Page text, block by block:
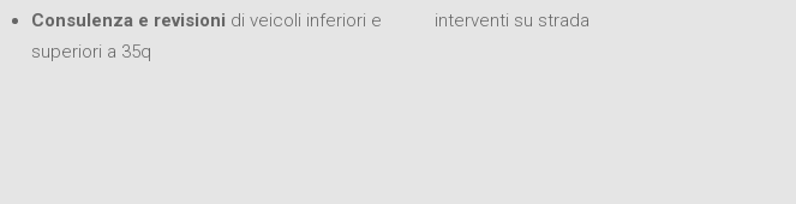
Consulenza e revisioni di veicoli inferiori e
superiori a 35q
interventi su strada